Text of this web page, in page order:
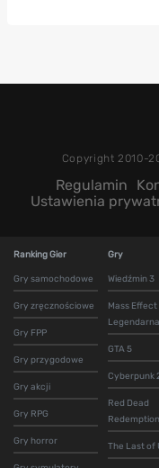
Copyright 2010-
Regulamin
Ustawienia
Ranking Gier
Gry samochodowe
Gry zręcznościowe
Gry FPP
Gry przygodowe
Gry akcji
Gry RPG
Gry horror
Gry
Wiedźmin 3
Mass
Legendarna
GTA 5
Cyberpunk
Red Dead
The Last of